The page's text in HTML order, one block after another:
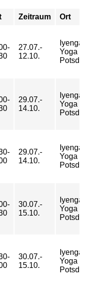
Zeitraum Ort
27.07.-
12.10.
Iyengar
Yoga
Potsdam
29.07.-
14.10.
Iyengar
Yoga
Potsdam
29.07.-
14.10.
Iyengar
Yoga
Potsdam
30.07.-
15.10.
Iyengar
Yoga
Potsdam
30.07.-
15.10.
Iyengar
Yoga
Potsdam